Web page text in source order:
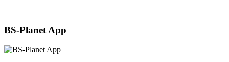
BS-Planet App